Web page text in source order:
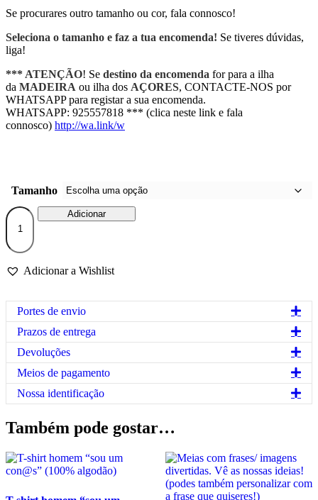
Se procurares outro tamanho ou cor, fala connosco!
Seleciona o tamanho e faz a tua encomenda! Se tiveres dúvidas,
liga!
*** ATENÇÃO! Se destino da encomenda for para a ilha
da MADEIRA ou ilha dos AÇORES, CONTACTE-NOS por
WHATSAPP para registar a sua encomenda.
WHATSAPP: 925557818 *** (clica neste link e fala
connosco) http://wa.link/w
Tamanho
Quantidade
Sweat
80%
(modelo
-
"Con@s
Adicionar
Adicionar a Wishlist
Portes de envio
Prazos de entrega
Devoluções
Meios de pagamento
Nossa identificação
Também pode gostar…